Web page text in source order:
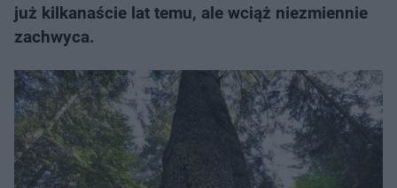
już kilkanaście lat temu, ale wciąż niezmiennie
zachwyca.